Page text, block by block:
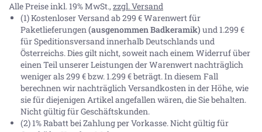
Alle Preise inkl. 19% MwSt., zzgl. Versand
(1) Kostenloser Versand ab 299 € Warenwert für
Paketlieferungen(ausgenommen Badkeramik) und 1.299 €
für Speditionsversand innerhalb Deutschlands und
Österreichs. Dies gilt nicht, soweit nach einem Widerruf über
einen Teil unserer Leistungen der Warenwert nachträglich
weniger als 299 € bzw. 1.299 € beträgt. In diesem Fall
berechnen wir nachträglich Versandkosten in der Höhe, wie
sie für diejenigen Artikel angefallen wären, die Sie behalten.
Nicht gültig für Geschäftskunden.
(2) 1% Rabatt bei Zahlung per Vorkasse. Nicht gültig für